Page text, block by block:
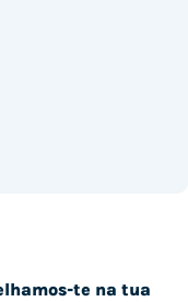
te na tua